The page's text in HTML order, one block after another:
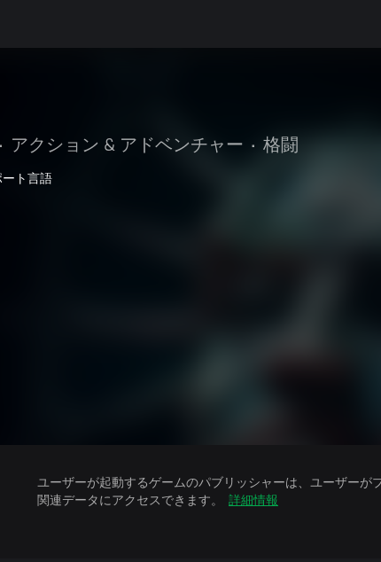
• アクション & アドベンチャー • 格闘
ート言語
ユーザーが起動するゲームのパブリッシャーは、ユーザーが
関連データにアクセスできます。
詳細情報